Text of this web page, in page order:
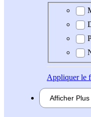
Appliquerle
Afficher